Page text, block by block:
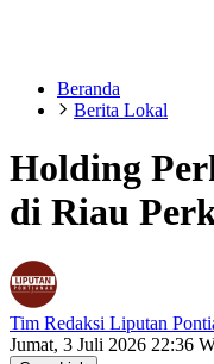
Beranda
Berita Lokal
Holding
di Riau
Tim Redaksi Liputan
Jumat, 3 Juli 2026 22:36